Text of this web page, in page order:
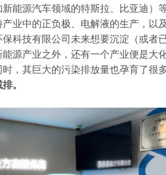
能源汽车领域的特斯拉、比亚迪）
业中的正负极、电解液的生产，以
科技有限公司未来想要沉淀（或者
源产业之外，还有一个产业便是大
，其巨大的污染排放量也孕育了很多
。